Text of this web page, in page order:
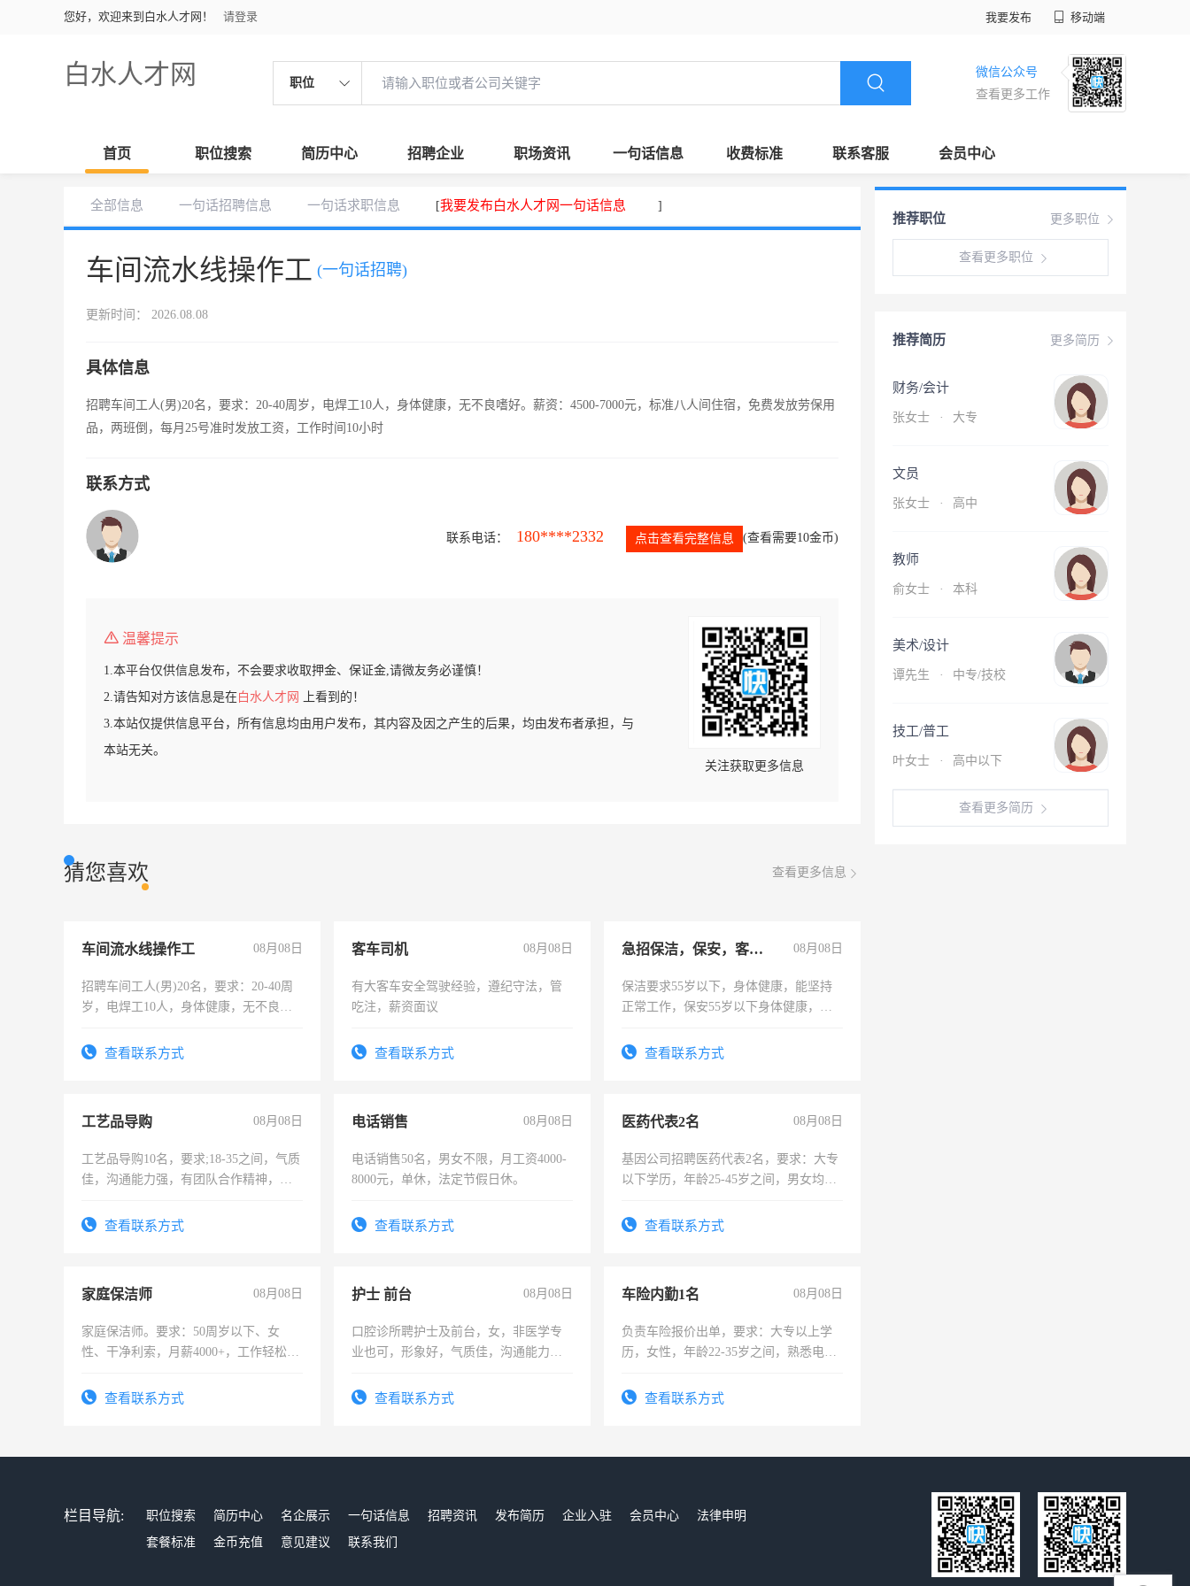
您好，欢迎来到白水人才网！ 请登录 我要发布 移动端
白水人才网 职位
微信公众号
查看更多工作
首页 职位搜索 简历中心 招聘企业 职场资讯 一句话信息 收费标准 联系客服 会员中心
全部信息 一句话招聘信息 一句话求职信息 [我要发布白水人才网一句话信息 ]
车间流水线操作工 (一句话招聘)
更新时间： 2026.08.08
具体信息
招聘车间工人(男)20名，要求：20-40周岁，电焊工10人，身体健康，无不良嗜好。薪资：4500-7000元，标准八人间住宿，免费发放劳保用
品，两班倒，每月25号准时发放工资，工作时间10小时
联系方式
联系电话： 180****2332 点击查看完整信息 (查看需要10金币)
温馨提示
1.本平台仅供信息发布，不会要求收取押金、保证金,请微友务必谨慎！
2.请告知对方该信息是在白水人才网
上看到的！
3.本站仅提供信息平台，所有信息均由用户发布，其内容及因之产生的后果，均由发布者承担，与
本站无关。
关注获取更多信息
猜您喜欢 查看更多信息
车间流水线操作工 08月08日
招聘车间工人(男)20名，要求：20-40周
岁，电焊工10人，身体健康，无不良嗜
宿，免费发放劳保用品，两班倒，每月
查看联系方式
客车司机 08月08日
有大客车安全驾驶经验，遵纪守法，管
吃注，薪资面议
查看联系方式
急招保洁，保安，客服，工程 08月08日
保洁要求55岁以下，身体健康，能坚持
正常工作，保安55岁以下身体健康，有
录，客服要求45岁以下高中以上文化，
查看联系方式
工艺品导购 08月08日
工艺品导购10名，要求;18-35之间，气质
佳，沟通能力强，有团队合作精神，有
查看联系方式
电话销售 08月08日
电话销售50名，男女不限，月工资4000-
8000元，单休，法定节假日休。
查看联系方式
医药代表2名 08月08日
基因公司招聘医药代表2名，要求：大专
以下学历，年龄25-45岁之间，男女均
表或者有医学资质的优先，底薪+绩效，
查看联系方式
家庭保洁师 08月08日
家庭保洁师。要求：50周岁以下、女
性、干净利索，月薪4000+，工作轻松，
太太等。查看联系方式
护士 前台 08月08日
口腔诊所聘护士及前台，女，非医学专
业也可，形象好，气质佳，沟通能力
查看联系方式
车险内勤1名 08月08日
负责车险报价出单，要求：大专以上学
历，女性，年龄22-35岁之间，熟悉电脑
试用期1-3个月，转正后交纳五险，
查看联系方式
更多职位
推荐职位
查看更多职位
更多简历
推荐简历
财务/会计
张女士 · 大专
文员
张女士 · 高中
教师
俞女士 · 本科
美术/设计
谭先生 · 中专/技校
技工/普工
叶女士 · 高中以下
查看更多简历
栏目导航: 职位搜索 简历中心 名企展示 一句话信息 招聘资讯 发布简历 企业入驻 会员中心
法律申明
套餐标准
金币充值 意见建议 联系我们